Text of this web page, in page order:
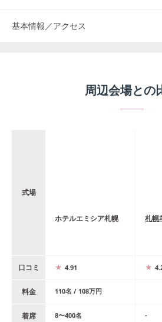
基本情報／アクセス
周辺会場との
式場
ホテルエミシア札幌 札幌
口コミ 4.91
料金 110名 / 108万円
着席 8〜400名 -